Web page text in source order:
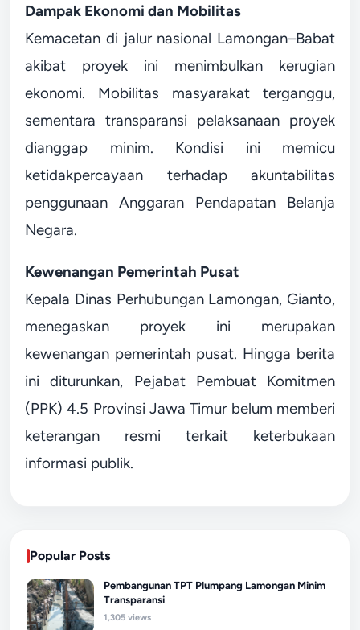
Dampak Ekonomi dan Mobilitas
Kemacetan di jalur nasional Lamongan–Babat
akibat proyek ini menimbulkan kerugian
ekonomi. Mobilitas masyarakat terganggu,
sementara transparansi pelaksanaan proyek
dianggap minim. Kondisi ini memicu
ketidakpercayaan terhadap akuntabilitas
penggunaan Anggaran Pendapatan Belanja
Negara.
Kewenangan Pemerintah Pusat
Kepala Dinas Perhubungan Lamongan, Gianto,
menegaskan proyek ini merupakan
kewenangan pemerintah pusat. Hingga berita
ini diturunkan, Pejabat Pembuat Komitmen
(PPK) 4.5 Provinsi Jawa Timur belum memberi
keterangan resmi terkait keterbukaan
informasi publik.
Popular Posts
Pembangunan TPT Plumpang Lamongan Minim
Transparansi
1,305 views